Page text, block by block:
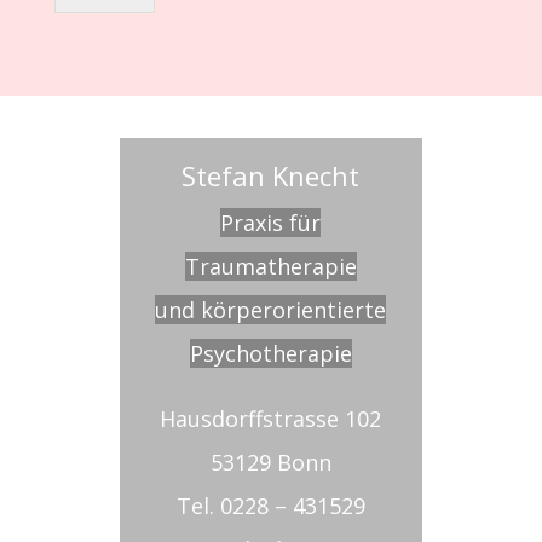
Stefan Knecht
Praxis für
Traumatherapie
und körperorientierte
Psychotherapie
Hausdorffstrasse 102
53129 Bonn
Tel. 0228 – 431529